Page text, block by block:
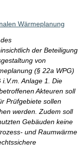
Wärmeplanung
der Beteiligung
von
(§ 22a WPG)
Anlage 1. Die
Akteuren soll
Prüfgebiete sollen
werden. Zudem soll
Gebäuden keine
und Raumwärme